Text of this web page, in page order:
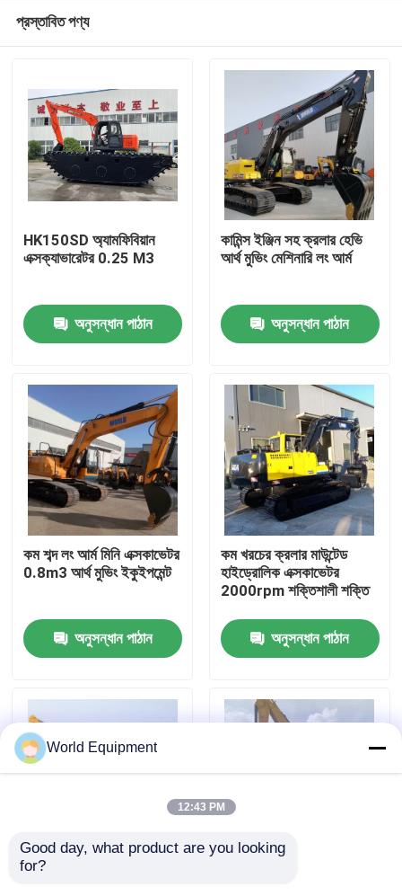
পণ্য
আমাদের সম্বন্ধে
কারখানা পরিদর্শন
যোগাযোগ করুন
খবর
মামলা
প্রস্তাবিত পণ্য
HK150SD অ্যামফিবিয়ান
এক্সক্যাভারেটর 0.25 M3
অনুসন্ধান পাঠান
কামিন্স ইঞ্জিন সহ ক্রলার হেভি
আর্থ মুভিং মেশিনারি লং আর্ম
অনুসন্ধান পাঠান
কম শব্দ লং আর্ম মিনি এক্সকাভেটর
0.8m3 আর্থ মুভিং ইকুইপমেন্ট
অনুসন্ধান পাঠান
কম খরচের ক্রলার মাউন্টেড
হাইড্রোলিক এক্সকাভেটর
2000rpm শক্তিশালী শক্তি
অনুসন্ধান পাঠান
নিরাপত্তা ফ্রেম রাবার টায়ার
World Equipment
12:43 PM
Good day, what product are you looking
for?